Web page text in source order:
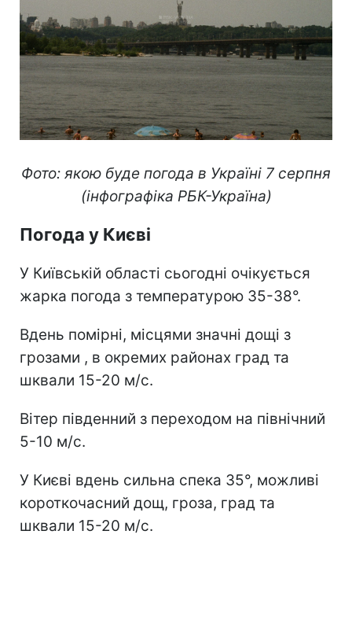
Фото: якою буде погода в Україні 7 серпня
(інфографіка РБК-Україна)
Погода у Києві
У Київській області сьогодні очікується
жарка погода з температурою 35-38°.
Вдень помірні, місцями значні дощі з
грозами , в окремих районах град та
шквали 15-20 м/с.
Вітер південний з переходом на північний
5-10 м/с.
У Києві вдень сильна спека 35°, можливі
короткочасний дощ, гроза, град та
шквали 15-20 м/с.